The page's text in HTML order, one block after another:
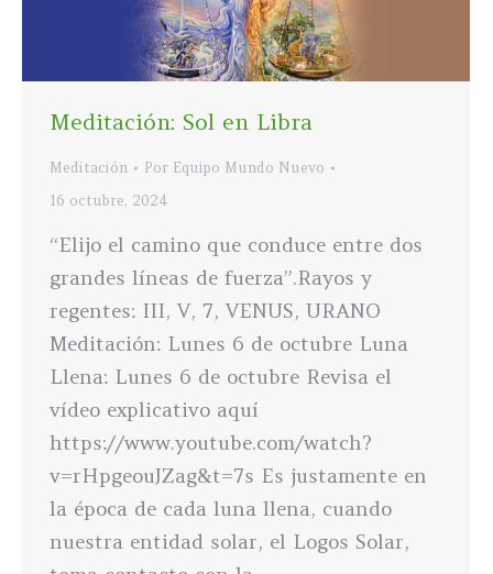
Meditación: Sol en Libra
Meditación Por Equipo Mundo Nuevo
16 octubre, 2024
“Elijo el camino que conduce entre dos
grandes líneas de fuerza”.Rayos y
regentes: III, V, 7, VENUS, URANO
Meditación: Lunes 6 de octubre Luna
Llena: Lunes 6 de octubre Revisa el
vídeo explicativo aquí
https://www.youtube.com/watch?
v=rHpgeouJZag&t=7s Es justamente en
la época de cada luna llena, cuando
nuestra entidad solar, el Logos Solar,